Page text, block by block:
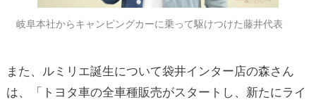
岐阜本社からキャンピングカーに乗って駆けつけた藤井代表
また、ルミリエ誕生について袋井インター店の森さん
は、「トヨタ車の全車種販売がスタートし、新たにライ